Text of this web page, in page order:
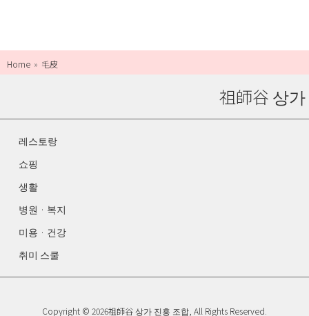
Home 毛皮
祖師谷 상가
레스토랑
쇼핑
생활
병원 · 복지
미용 · 건강
취미 스쿨
Copyright © 2026祖師谷 상가 진흥 조합, All Rights Reserved.